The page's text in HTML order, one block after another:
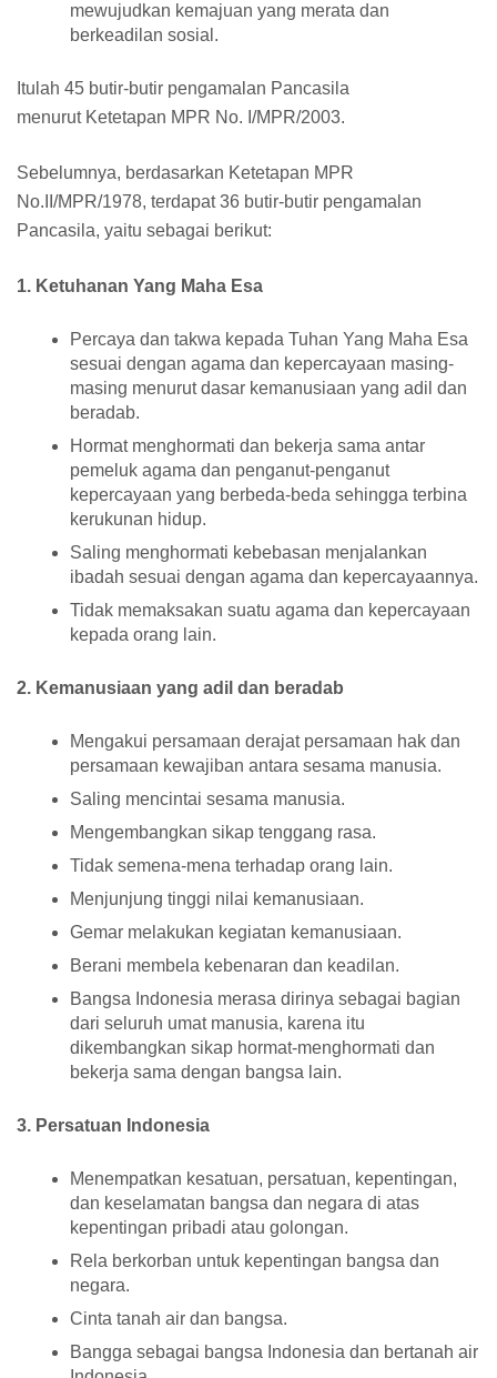
mewujudkan kemajuan yang merata dan
berkeadilan sosial.
Itulah 45 butir-butir pengamalan Pancasila
menurut Ketetapan MPR No. I/MPR/2003.
Sebelumnya, berdasarkan Ketetapan MPR
No.II/MPR/1978, terdapat 36 butir-butir pengamalan
Pancasila, yaitu sebagai berikut:
1. Ketuhanan Yang Maha Esa
Percaya dan takwa kepada Tuhan Yang Maha Esa
sesuai dengan agama dan kepercayaan masing-
masing menurut dasar kemanusiaan yang adil dan
beradab.
Hormat menghormati dan bekerja sama antar
pemeluk agama dan penganut-penganut
kepercayaan yang berbeda-beda sehingga terbina
kerukunan hidup.
Saling menghormati kebebasan menjalankan
ibadah sesuai dengan agama dan kepercayaannya.
Tidak memaksakan suatu agama dan kepercayaan
kepada orang lain.
2. Kemanusiaan yang adil dan beradab
Mengakui persamaan derajat persamaan hak dan
persamaan kewajiban antara sesama manusia.
Saling mencintai sesama manusia.
Mengembangkan sikap tenggang rasa.
Tidak semena-mena terhadap orang lain.
Menjunjung tinggi nilai kemanusiaan.
Gemar melakukan kegiatan kemanusiaan.
Berani membela kebenaran dan keadilan.
Bangsa Indonesia merasa dirinya sebagai bagian
dari seluruh umat manusia, karena itu
dikembangkan sikap hormat-menghormati dan
bekerja sama dengan bangsa lain.
3. Persatuan Indonesia
Menempatkan kesatuan, persatuan, kepentingan,
dan keselamatan bangsa dan negara di atas
kepentingan pribadi atau golongan.
Rela berkorban untuk kepentingan bangsa dan
negara.
Cinta tanah air dan bangsa.
Bangga sebagai bangsa Indonesia dan bertanah air